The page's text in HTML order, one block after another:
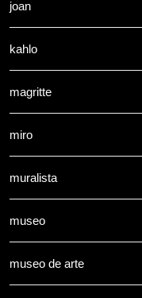
joan
kahlo
magritte
miro
muralista
museo
museo de arte